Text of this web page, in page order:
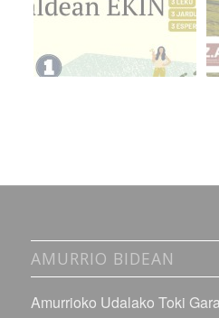
AMURRIO BIDEAN
Amurrioko Udalako Toki